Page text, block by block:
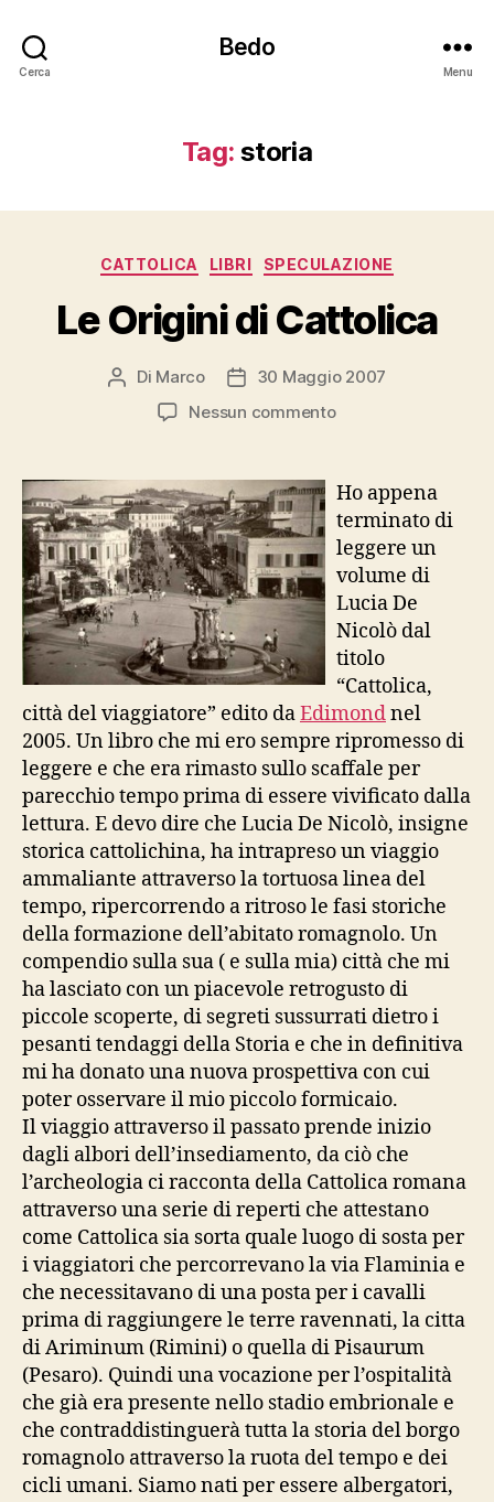
Cerca
Bedo
Menu
Tag: storia
Categorie
CATTOLICA LIBRI SPECULAZIONE
Le Origini di Cattolica
Autore
articolo
Di Marco
Data30 Maggio 2007
Nessun commentosu
di
Cattolica
Ho appena
terminato di
leggere un
volume di
Lucia De
Nicolò dal
titolo
“Cattolica,
città del viaggiatore” edito daEdimondnel
2005. Un libro che mi ero sempre ripromesso di
leggere e che era rimasto sullo scaffale per
parecchio tempo prima di essere vivificato dalla
lettura. E devo dire che Lucia De Nicolò, insigne
storica cattolichina, ha intrapreso un viaggio
ammaliante attraverso la tortuosa linea del
tempo, ripercorrendo a ritroso le fasi storiche
della formazione dell’abitato romagnolo. Un
compendio sulla sua ( e sulla mia) città che mi
ha lasciato con un piacevole retrogusto di
piccole scoperte, di segreti sussurrati dietro i
pesanti tendaggi della Storia e che in definitiva
mi ha donato una nuova prospettiva con cui
poter osservare il mio piccolo formicaio.
Il viaggio attraverso il passato prende inizio
dagli albori dell’insediamento, da ciò che
l’archeologia ci racconta della Cattolica romana
attraverso una serie di reperti che attestano
come Cattolica sia sorta quale luogo di sosta per
i viaggiatori che percorrevano la via Flaminia e
che necessitavano di una posta per i cavalli
prima di raggiungere le terre ravennati, la citta
di Ariminum (Rimini) o quella di Pisaurum
(Pesaro). Quindi una vocazione per l’ospitalità
che già era presente nello stadio embrionale e
che contraddistinguerà tutta la storia del borgo
romagnolo attraverso la ruota del tempo e dei
cicli umani. Siamo nati per essere albergatori,